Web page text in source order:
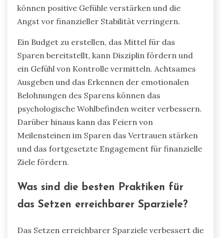
können positive Gefühle verstärken und die
Angst vor finanzieller Stabilität verringern.
Ein Budget zu erstellen, das Mittel für das
Sparen bereitstellt, kann Disziplin fördern und
ein Gefühl von Kontrolle vermitteln. Achtsames
Ausgeben und das Erkennen der emotionalen
Belohnungen des Sparens können das
psychologische Wohlbefinden weiter verbessern.
Darüber hinaus kann das Feiern von
Meilensteinen im Sparen das Vertrauen stärken
und das fortgesetzte Engagement für finanzielle
Ziele fördern.
Was sind die besten Praktiken für
das Setzen erreichbarer Sparziele?
Das Setzen erreichbarer Sparziele verbessert die